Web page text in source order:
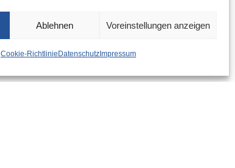
Ablehnen Voreinstellungen anzeigen
Cookie-Richtlinie DatenschutzImpressum